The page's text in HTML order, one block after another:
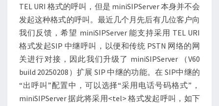
TEL URI 格式的呼叫，但是 miniSIPServer 本身并不会
发起这种格式的呼叫。最近几个月先后有几位客户向
我们反馈，希望 miniSIPServer 能支持采用 TEL URI
格式发起SIP 中继呼叫，以便和传统 PSTN 网络的网
关进行对接，因此我们升级了 miniSIPServer （V60
build 20250208）扩展 SIP 中继的功能。在 SIP中继的
“出呼叫”配置中，可以选择“采用电话号码格式”，
miniSIPServer 据此将采用<tel> 格式发起呼叫，如下